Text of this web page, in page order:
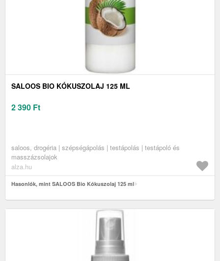
SALOOS BIO KÓKUSZOLAJ 125 ML
2 390 Ft
saloos, drogéria | szépségápolás | testápolás | testápoló és
masszázsolajok
alza.hu
Hasonlók, mint SALOOS Bio Kókuszolaj 125 ml